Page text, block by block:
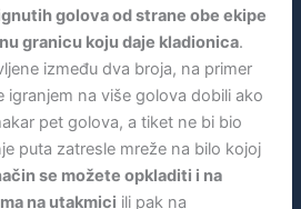
golova od strane obe ekipe
granicu koju daje kladionica.
između dva broja, na primer
igranjem na više golova dobili ako
pet golova, a tiket ne bi bio
puta zatresle mreže na bilo kojoj
se možete opkladiti i na
na utakmici ili pak na